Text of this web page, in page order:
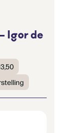
Igor de